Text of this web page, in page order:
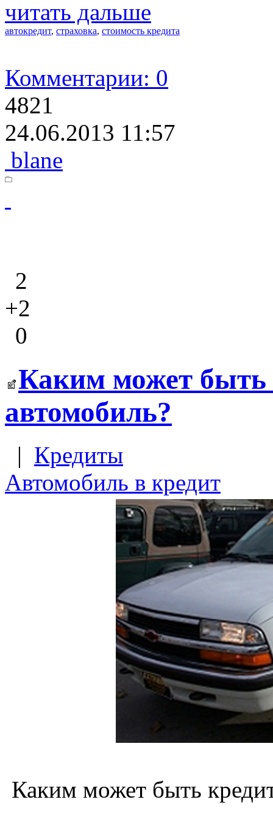
читать дальше
автокредит, страховка, стоимость кредита
Комментарии: 0
4821
24.06.2013 11:57
blane
2
+2
0
Каким может быть
автомобиль?
| Кредиты
Автомобиль в кредит
Каким может быть